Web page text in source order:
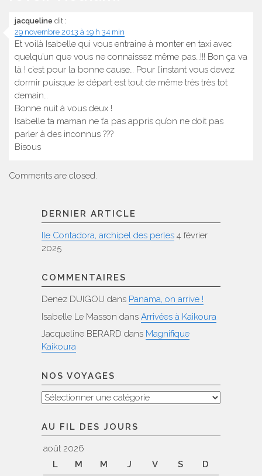
jacqueline dit :
29 novembre 2013 à 19 h 34 min
Et voilà Isabelle qui vous entraine à monter en taxi avec
quelqu’un que vous ne connaissez même pas…!!! Bon ça va
là ! c’est pour la bonne cause… Pour l’instant vous devez
dormir puisque le départ est tout de même très très tot
demain…
Bonne nuit à vous deux !
Isabelle ta maman ne t’a pas appris qu’on ne doit pas
parler à des inconnus ???
Bisous
Comments are closed.
DERNIER ARTICLE
Ile Contadora, archipel des perles 4 février
2025
COMMENTAIRES
Denez DUIGOU dans Panama, on arrive !
Isabelle Le Masson dans Arrivées à Kaikoura
Jacqueline BERARD dans Magnifique
Kaikoura
NOS VOYAGES
Nos
AU FIL DES JOURS
août 2026
L
M M J V S D